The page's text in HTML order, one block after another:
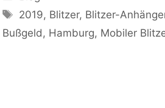
Schlagwörter
2019, Blitzer, Blitzer-
Bußgeld, Hamburg, Mobiler